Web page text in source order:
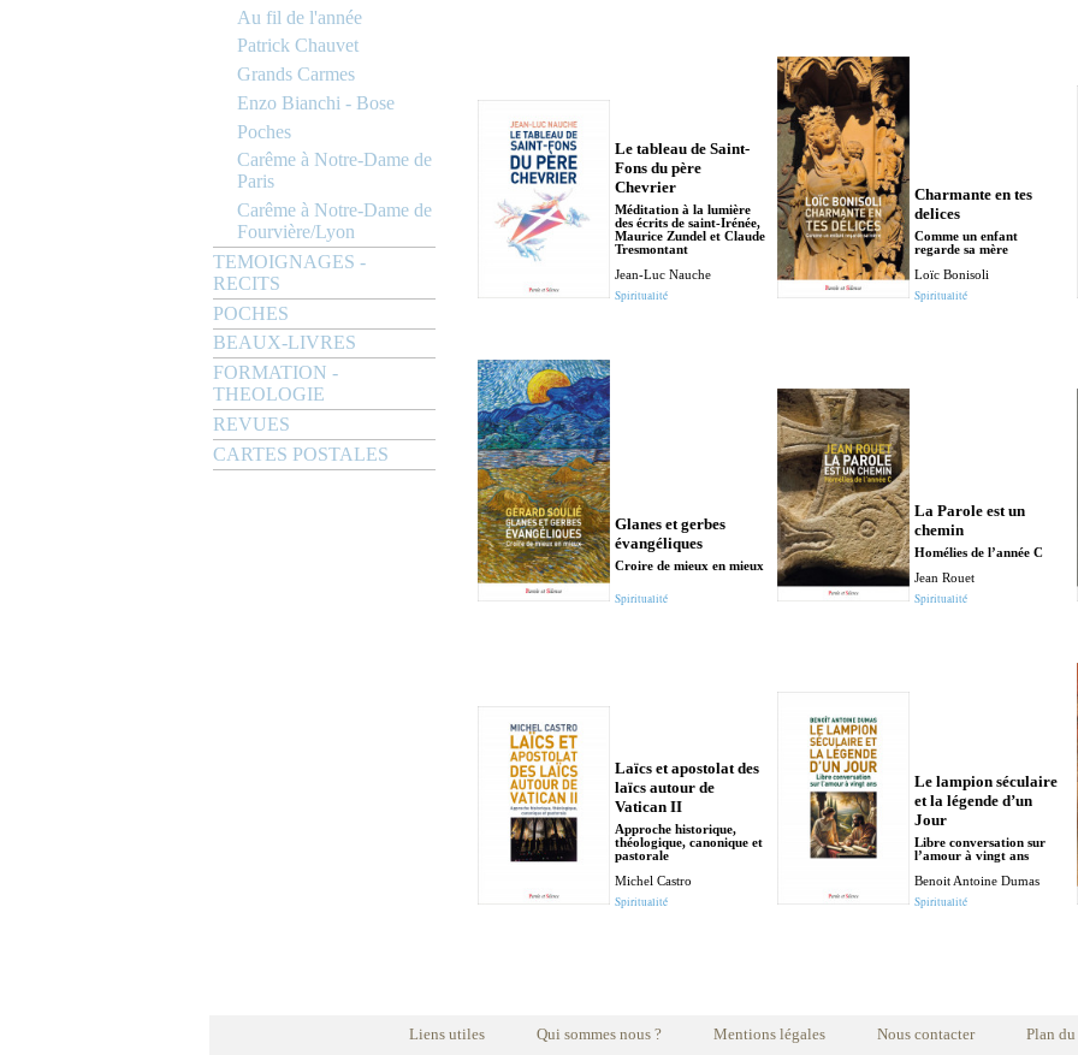
Au fil de l'année
Patrick Chauvet
Grands Carmes
Enzo Bianchi - Bose
Poches
Carême à Notre-Dame de
Paris
Carême à Notre-Dame de
Fourvière/Lyon
TEMOIGNAGES -
RECITS
POCHES
BEAUX-LIVRES
FORMATION -
THEOLOGIE
REVUES
CARTES POSTALES
Le tableau de Saint-
Fons du père
Chevrier
Méditation à la lumière
des écrits de saint-Irénée,
Maurice Zundel et Claude
Tresmontant
Jean-Luc Nauche
Spiritualité
Charmante en tes
delices
Comme un enfant
regarde sa mère
Loïc Bonisoli
Spiritualité
Glanes et gerbes
évangéliques
Croire de mieux en mieux
Spiritualité
La Parole est un
chemin
Homélies de l’année C
Jean Rouet
Spiritualité
Laïcs et apostolat des
laïcs autour de
Vatican II
Approche historique,
théologique, canonique et
pastorale
Michel Castro
Spiritualité
Le lampion séculaire
et la légende d’un
Jour
Libre conversation sur
l’amour à vingt ans
Benoit Antoine Dumas
Spiritualité
Liens utiles Qui sommes nous ? Mentions légales Nous contacter Plan